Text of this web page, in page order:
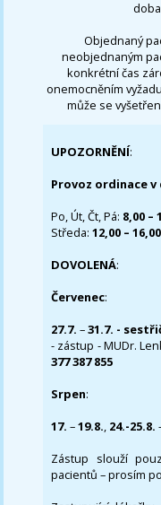
Objednaný
neobjednaným
konkrétní čas
onemocněním
může se
UPOZORNĚNÍ:
Provoz ordinace
Po, Út, Čt, Pá: 8,00 –
Středa:12,00 –
DOVOLENÁ:
Červenec:
27.7.–31.7. -
- zástup - MUDr.
377 387 855
Srpen:
17. –19.8., 24.-25.8.
Zástup slouží
pacientů – prosím